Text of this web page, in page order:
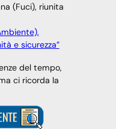
(Fuci), riunita
e sicurezza”
del tempo,
ci ricorda la